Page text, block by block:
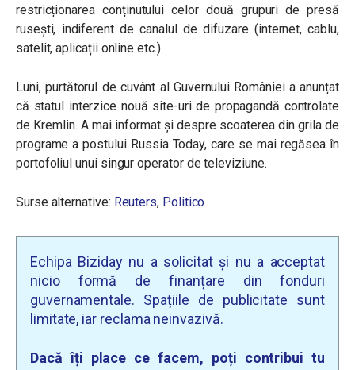
restricționarea conținutului celor două grupuri de presă
rusești, indiferent de canalul de difuzare (internet, cablu,
satelit, aplicații online etc.).
Luni, purtătorul de cuvânt al Guvernului României a anunțat
că statul interzice nouă site-uri de propagandă controlate
de Kremlin. A mai informat și despre scoaterea din grila de
programe a postului Russia Today, care se mai regăsea în
portofoliul unui singur operator de televiziune.
Surse alternative: Reuters, Politico
Echipa Biziday nu a solicitat și nu a acceptat
nicio formă de finanțare din fonduri
guvernamentale. Spațiile de publicitate sunt
limitate, iar reclama neinvazivă.
Dacă îți place ce facem, poți contribui tu